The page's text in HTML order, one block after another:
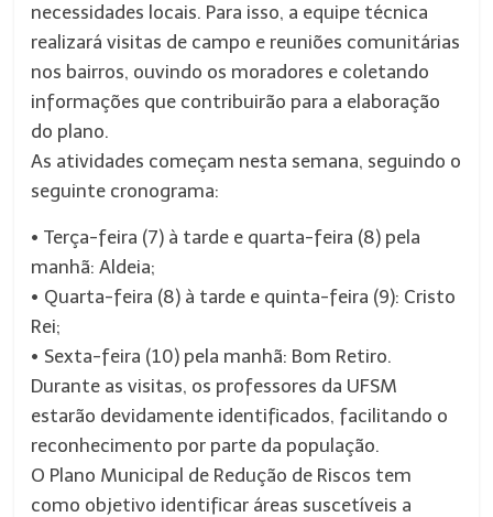
necessidades locais. Para isso, a equipe técnica
realizará visitas de campo e reuniões comunitárias
nos bairros, ouvindo os moradores e coletando
informações que contribuirão para a elaboração
do plano.
As atividades começam nesta semana, seguindo o
seguinte cronograma:
• Terça-feira (7) à tarde e quarta-feira (8) pela
manhã: Aldeia;
• Quarta-feira (8) à tarde e quinta-feira (9): Cristo
Rei;
• Sexta-feira (10) pela manhã: Bom Retiro.
Durante as visitas, os professores da UFSM
estarão devidamente identificados, facilitando o
reconhecimento por parte da população.
O Plano Municipal de Redução de Riscos tem
como objetivo identificar áreas suscetíveis a